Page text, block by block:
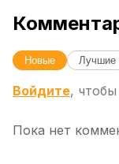
Новые Лучшие
Войдите,
Пока нет